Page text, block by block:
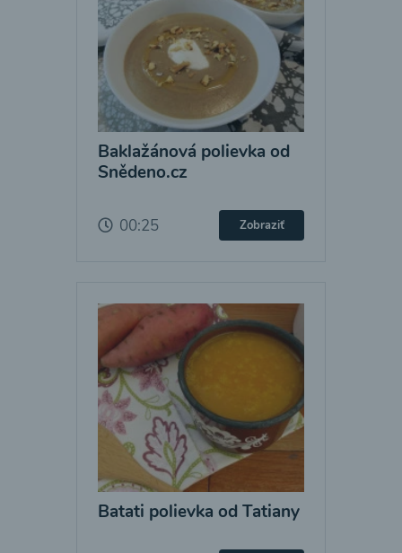
Baklažánová polievka od
Snědeno.cz
00:25 Zobraziť
Batati polievka od Tatiany